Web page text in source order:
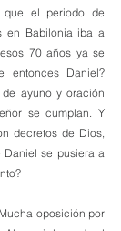
que el periodo de
en Babilonia iba a
70 años ya se
entonces Daniel?
ayuno y oración
se cumplan. Y
decretos de Dios,
Daniel se pusiera a
oposición por